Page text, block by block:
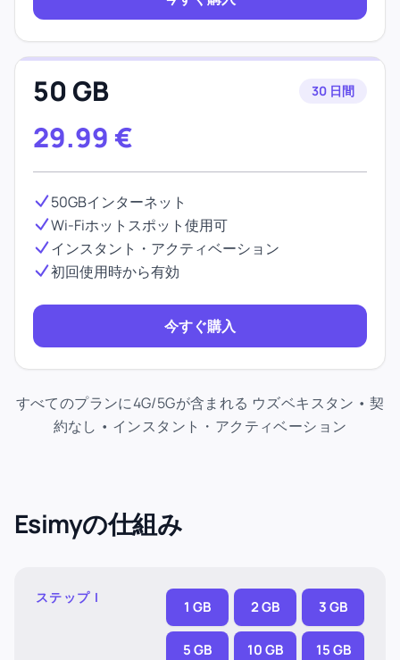
50 GB 30 日間
29.99 €
50GBインターネット
Wi-Fiホットスポット使用可
インスタント・アクティベーション
初回使用時から有効
今すぐ購入
すべてのプランに4G/5Gが含まれる ウズベキスタン • 契
約なし • インスタント・アクティベーション
Esimyの仕組み
ステップ I
1 GB 2 GB 3 GB
5 GB 10 GB 15 GB